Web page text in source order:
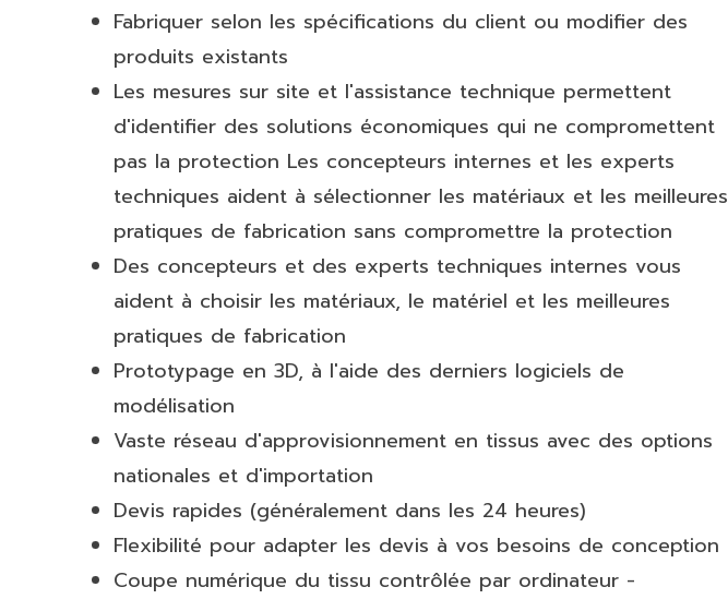
Fabriquer selon les spécifications du client ou modifier des
produits existants
Les mesures sur site et l'assistance technique permettent
d'identifier des solutions économiques qui ne compromettent
pas la protection Les concepteurs internes et les experts
techniques aident à sélectionner les matériaux et les meilleures
pratiques de fabrication sans compromettre la protection
Des concepteurs et des experts techniques internes vous
aident à choisir les matériaux, le matériel et les meilleures
pratiques de fabrication
Prototypage en 3D, à l'aide des derniers logiciels de
modélisation
Vaste réseau d'approvisionnement en tissus avec des options
nationales et d'importation
Devis rapides (généralement dans les 24 heures)
Flexibilité pour adapter les devis à vos besoins de conception
Coupe numérique du tissu contrôlée par ordinateur -